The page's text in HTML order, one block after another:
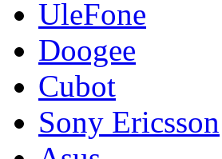
UleFone
Doogee
Cubot
Sony Ericsson